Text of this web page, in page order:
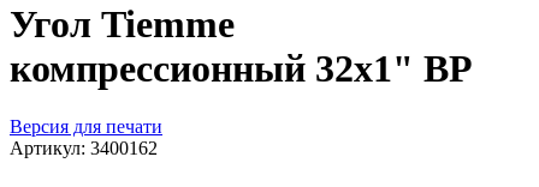
Угол Tiemme
компрессионный 32x1" ВР
Версия для печати
Артикул: 3400162